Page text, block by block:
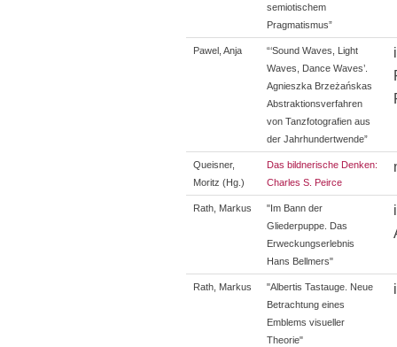
semiotischem
Pragmatismus”
Pawel, Anja
“‘Sound Waves, Light
Waves, Dance Waves’.
Agnieszka Brzeżańskas
Abstraktionsverfahren
von Tanzfotografien aus
der Jahrhundertwende”
Queisner,
Moritz (Hg.)
Das bildnerische Denken:
Charles S. Peirce
Rath, Markus
"Im Bann der
Gliederpuppe. Das
Erweckungserlebnis
Hans Bellmers"
Rath, Markus
"Albertis Tastauge. Neue
Betrachtung eines
Emblems visueller
Theorie"